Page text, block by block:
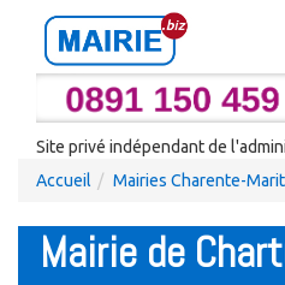
Site privé indépendant de
Accueil
Mairies Charente-
Mairie de